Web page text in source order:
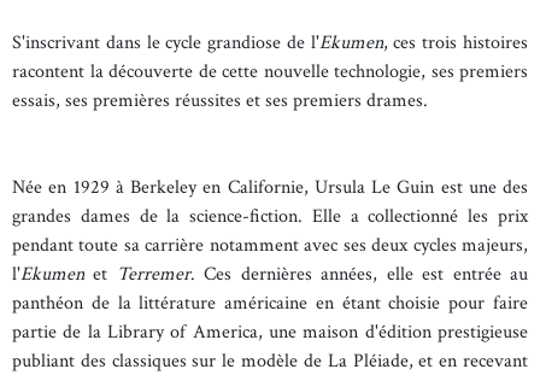
S'inscrivant dans le cycle grandiose de l'Ekumen, ces trois histoires
racontent la découverte de cette nouvelle technologie, ses premiers
essais, ses premières réussites et ses premiers drames.
Née en 1929 à Berkeley en Californie, Ursula Le Guin est une des
grandes dames de la science-fiction. Elle a collectionné les prix
pendant toute sa carrière notamment avec ses deux cycles majeurs,
l'Ekumenet Terremer. Ces dernières années, elle est entrée au
panthéon de la littérature américaine en étant choisie pour faire
partie de la Library of America, une maison d'édition prestigieuse
publiant des classiques sur le modèle de La Pléiade, et en recevant